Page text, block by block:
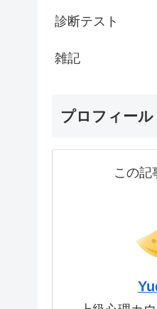
診断テスト
雑記
プロフィール
この記